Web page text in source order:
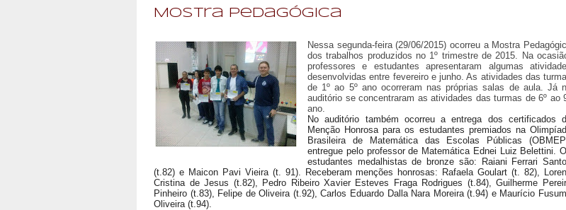
Mostra Pedagógica
Nessa segunda-feira (29/06/2015) ocorreu a Mostra
dos trabalhos produzidos no 1º trimestre de 2015. Na
professores e estudantes apresentaram algumas
desenvolvidas entre fevereiro e junho. As atividades das
de 1º ao 5º ano ocorreram nas próprias salas de aula. Já
auditório se concentraram as atividades das turmas de 6º ao
ano.
No auditório também ocorreu a entrega dos certificados
Menção Honrosa para os estudantes premiados na
Brasileira de Matemática das Escolas Públicas
entregue pelo professor de Matemática Ednei Luiz Belettini.
estudantes medalhistas de bronze são: Raiani Ferrari
(t.82) e Maicon Pavi Vieira (t. 91). Receberam menções honrosas: Rafaela Goulart (t. 82),
Cristina de Jesus (t.82), Pedro Ribeiro Xavier Esteves Fraga Rodrigues (t.84), Guilherme
Pinheiro (t.83), Felipe de Oliveira (t.92), Carlos Eduardo Dalla Nara Moreira (t.94) e Maurício
Oliveira (t.94).